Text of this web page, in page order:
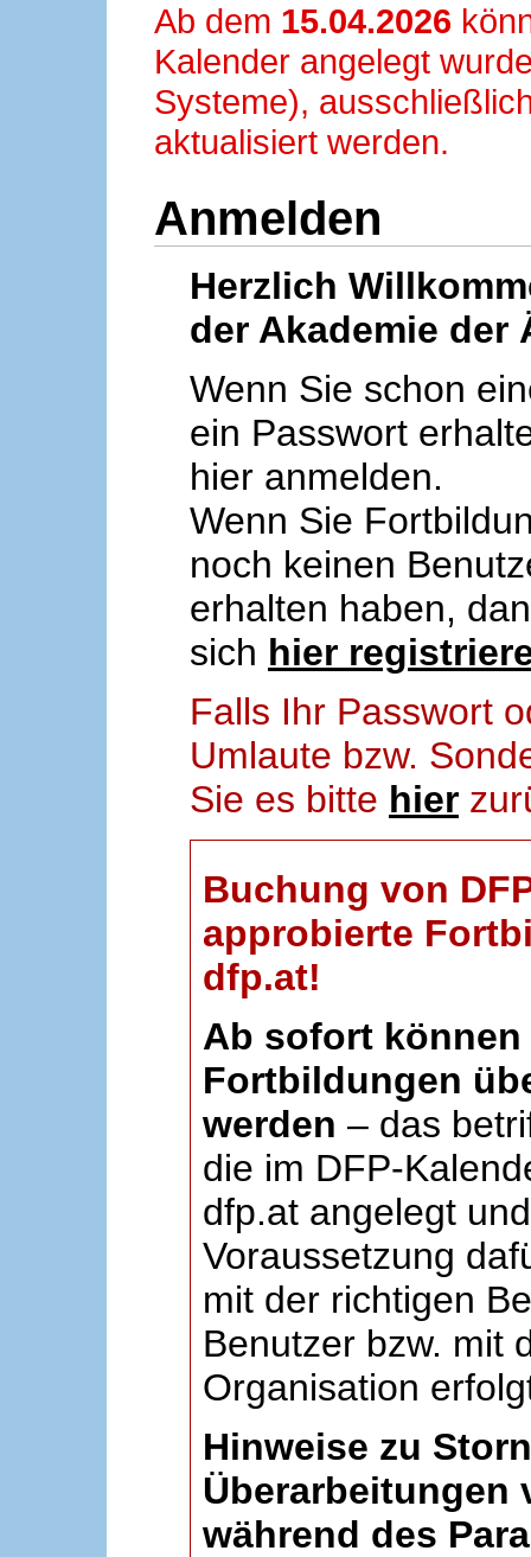
Ab dem 15.04.2026
Kalender angelegt
Systeme),
aktualisiert werden.
Anmelden
Herzlich
der Akademie der
Wenn Sie schon
ein Passwort
hier anmelden.
Wenn Sie
noch keinen
erhalten haben,
sich hier
Falls Ihr Passwort
Umlaute bzw.
Sie es bitte hier
Buchung von
approbierte
dfp.at!
Ab sofort können
Fortbildungen
werden – das
die im DFP-
dfp.at angelegt
Voraussetzung
mit der richtigen
Benutzer bzw. mit
Organisation
Hinweise zu
Überarbeitungen
während des